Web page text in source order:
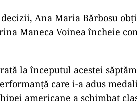
decizii, Ana Maria Bărbosu
Maneca Voinea încheie
la începutul acestei
care i-a adus
americane a schimbat